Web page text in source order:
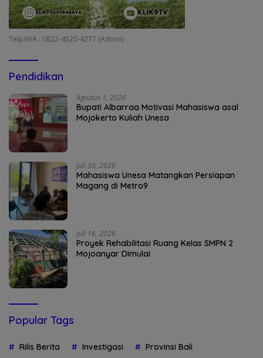
Telp/WA : 0822-4520-4277 (Admin)
Pendidikan
Agustus 1, 2026
Bupati Albarraa Motivasi Mahasiswa asal
Mojokerto Kuliah Unesa
Juli 30, 2026
Mahasiswa Unesa Matangkan Persiapan
Magang di Metro9
Juli 16, 2026
Proyek Rehabilitasi Ruang Kelas SMPN 2
Mojoanyar Dimulai
Popular Tags
Rilis Berita Investigasi Provinsi Bali